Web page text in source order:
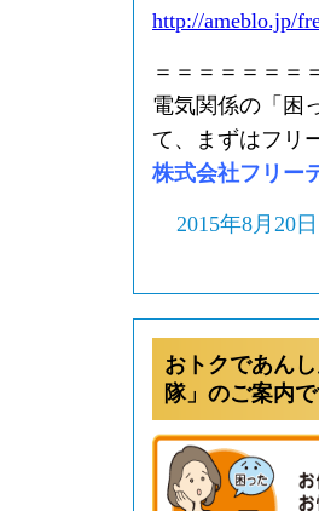
http://ameblo.jp/
＝＝＝＝＝＝＝
電気関係の「困
て、まずはフリ
株式会社フリー
2015年8月20
おトクであん
隊」のご案内